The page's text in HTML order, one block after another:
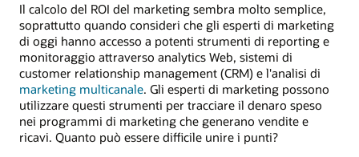
Il calcolo del ROI del marketing sembra molto semplice,
soprattutto quando consideri che gli esperti di marketing
di oggi hanno accesso a potenti strumenti di reporting e
monitoraggio attraverso analytics Web, sistemi di
customer relationship management (CRM) e l'analisi di
marketing multicanale. Gli esperti di marketing possono
utilizzare questi strumenti per tracciare il denaro speso
nei programmi di marketing che generano vendite e
ricavi. Quanto può essere difficile unire i punti?